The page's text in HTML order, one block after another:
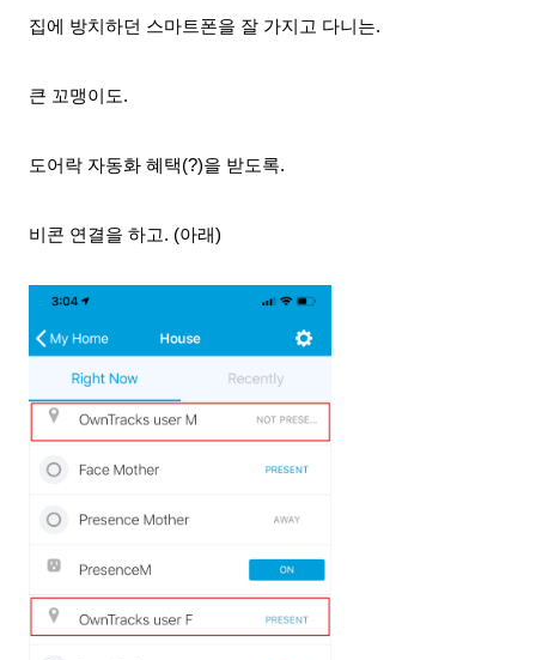
집에 방치하던 스마트폰을 잘 가지고 다니는.
큰 꼬맹이도.
도어락 자동화 혜택(?)을 받도록.
비콘 연결을 하고. (아래)